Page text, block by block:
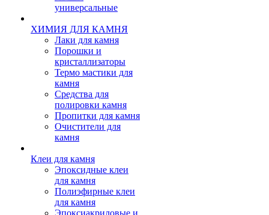
универсальные
ХИМИЯ ДЛЯ КАМНЯ
Лаки для камня
Порошки и
кристаллизаторы
Термо мастики для
камня
Средства для
полировки камня
Пропитки для камня
Очистители для
камня
Клеи для камня
Эпоксидные клеи
для камня
Полиэфирные клеи
для камня
Эпоксиакриловые и